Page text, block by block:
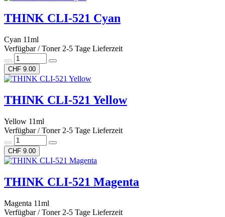
THINK CLI-521 Cyan
Cyan 11ml
Verfügbar / Toner 2-5 Tage Lieferzeit
CHF 9.00
THINK CLI-521 Yellow
Yellow 11ml
Verfügbar / Toner 2-5 Tage Lieferzeit
CHF 9.00
THINK CLI-521 Magenta
Magenta 11ml
Verfügbar / Toner 2-5 Tage Lieferzeit